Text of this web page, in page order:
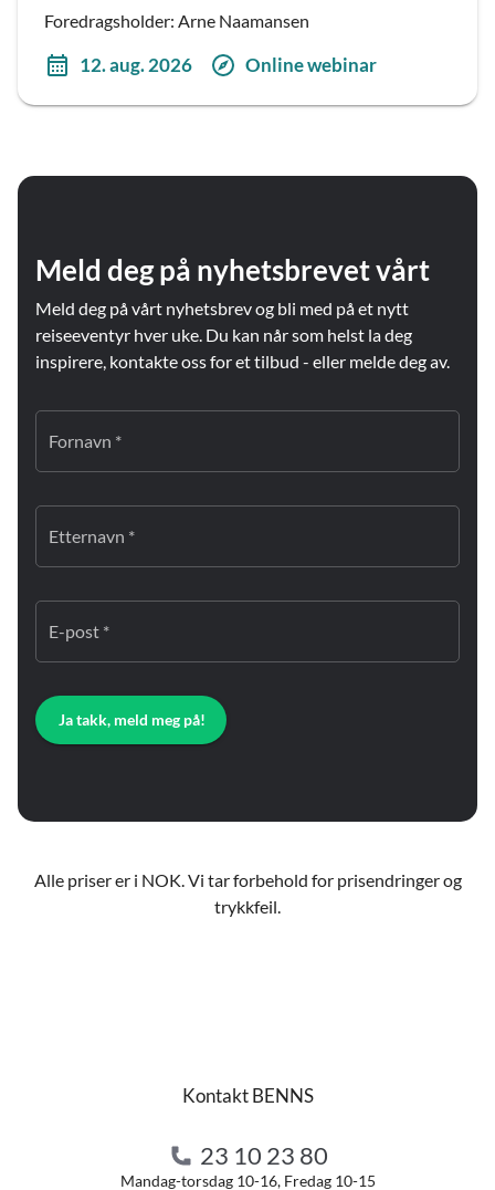
Foredragsholder: Arne Naamansen
12. aug. 2026 Online webinar
Meld deg på nyhetsbrevet vårt
Meld deg på vårt nyhetsbrev og bli med på et nytt
reiseeventyr hver uke. Du kan når som helst la deg
inspirere, kontakte oss for et tilbud - eller melde deg av.
Fornavn *
Etternavn *
E-post *
Ja takk, meld meg på!
Alle priser er i NOK. Vi tar forbehold for prisendringer og
trykkfeil.
Kontakt BENNS
23 10 23 80
Mandag-torsdag 10-16, Fredag 10-15